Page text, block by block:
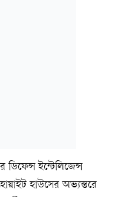
ইন্টেলিজেন্স
হাউসের অভ্যন্তরে